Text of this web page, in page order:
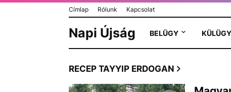
Címlap Rólunk Kapcsolat
Napi Újság BELÜGY KÜLÜGY
RECEP TAYYIP ERDOGAN